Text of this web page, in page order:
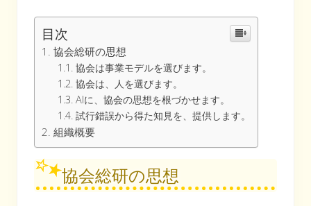
目次
協会総研の思想
協会は事業モデルを選びます。
協会は、人を選びます。
AIに、協会の思想を根づかせます。
試行錯誤から得た知見を、提供します。
組織概要
協会総研の思想